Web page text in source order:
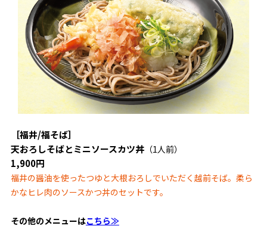
［福井/福そば］
天おろしそばとミニソースカツ丼（1人前）
1,900円
福井の醤油を使ったつゆと大根おろしでいただく越前そば。柔ら
かなヒレ肉のソースかつ丼のセットです。
その他のメニューはこちら≫